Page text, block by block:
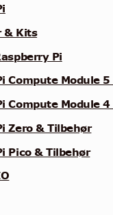
& Kits
Pi
Compute Module
Compute Module
Zero & Tilbehør
Pico & Tilbehør